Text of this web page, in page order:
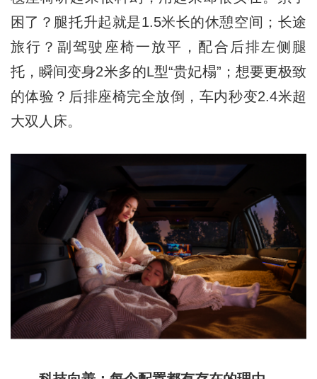
困了？腿托升起就是1.5米长的休憩空间；长途
旅行？副驾驶座椅一放平，配合后排左侧腿
托，瞬间变身2米多的L型“贵妃榻”；想要更极致
的体验？后排座椅完全放倒，车内秒变2.4米超
大双人床。